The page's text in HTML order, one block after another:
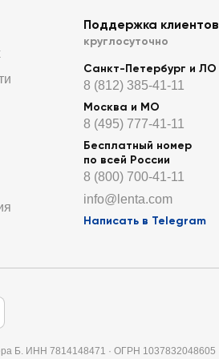
Поддержка клиентов
круглосуточно
Санкт-Петербург и ЛО
8 (812) 385-41-11
Москва и МО
8 (495) 777-41-11
Бесплатный номер
по всей России
8 (800) 700-41-11
info@lenta.com
Написать в Telegram
Б. ИНН 7814148471 · ОГРН 1037832048605